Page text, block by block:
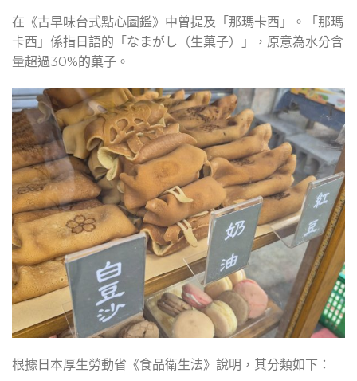
在《古早味台式點心圖鑑》中曾提及「那瑪卡西」。「那瑪
卡西」係指日語的「なまがし（生菓子）」，原意為水分含
量超過30%的菓子。
根據日本厚生勞動省《食品衛生法》說明，其分類如下：